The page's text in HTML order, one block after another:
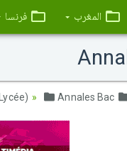
المغرب فرنسا
Annales Bac